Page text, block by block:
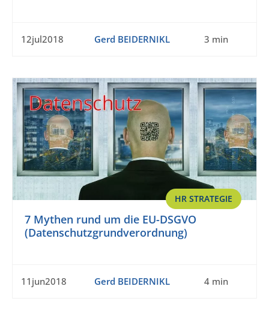
12jul2018 Gerd BEIDERNIKL 3 min
HR STRATEGIE
7 Mythen rund um die EU-DSGVO
(Datenschutzgrundverordnung)
11jun2018 Gerd BEIDERNIKL 4 min